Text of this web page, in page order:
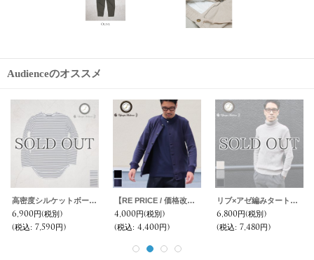
Audienceのオススメ
【RE PRICE/価格改定】麻混デニムワイド2タックアンクルパンツ【MADE IN JAPAN】『日本製』 / Upscape Audience
6,800円(税別)
(税込: 7,480円)
BSQ天竺Vネックロングカーディガンコート【MADE IN JAPAN】『日本製』/ Upscape Audience
9,800円(税別)
(税込: 10,780円)
斜子織60'sL-2Bブルゾン【MADE IN JAPAN】『日本製』【送料無料】/ Upscape Audience
11,800円(税別)
(税込: 12,980円)